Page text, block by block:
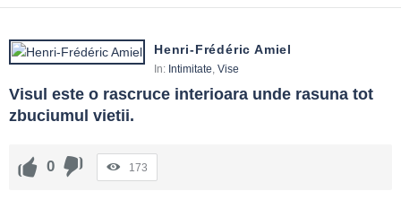
Henri-Frédéric Amiel
In: Intimitate, Vise
Visul este o rascruce interioara unde rasuna tot
zbuciumul vietii.
0 173